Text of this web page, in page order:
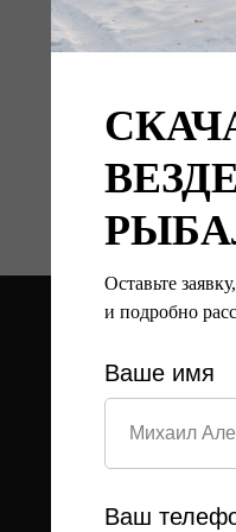
Оставьте
и подробно
Ваше имя
Ваш